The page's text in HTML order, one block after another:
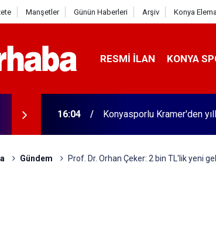
Manşetler Günün Haberleri Arşiv Konya
RESMI İLAN KONYA
var 16:04 Konyasporlu Kramer'den
Gündem Prof. Dr. Orhan Çeker: 2 bin TL'lik yeni